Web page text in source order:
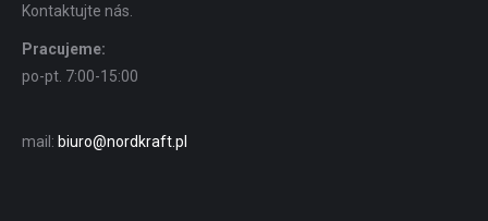
Kontaktujte nás.
Pracujeme:
po-pt. 7:00-15:00
mail: biuro@nordkraft.pl